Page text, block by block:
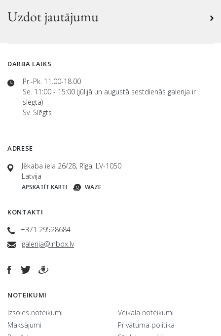
Uzdot jautājumu
DARBA LAIKS
Pr.-Pk. 11.00-18.00
Se. 11:00 - 15:00 (jūlijā un augustā sestdienās galerija ir
slēgta)
Sv. Slēgts
ADRESE
Jēkaba iela 26/28, Rīga, LV-1050
Latvija
APSKATĪT KARTI WAZE
KONTAKTI
+371 29528684
galerija@inbox.lv
NOTEIKUMI
Izsoles noteikumi
Maksājumi
Veikala noteikumi
Privātuma politika